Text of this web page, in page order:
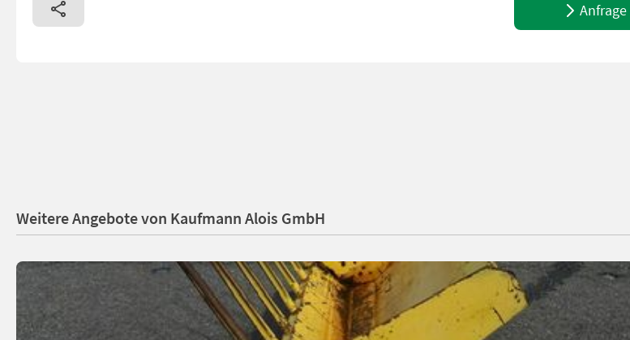
Weitere Angebote von Kaufmann Alois GmbH